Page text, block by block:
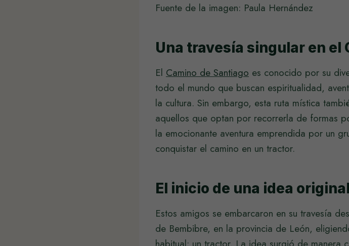
Fuente de la imagen: Paula Hernández
Una travesía singular en el
El Camino de Santiago es conocido por su
todo el mundo que buscan espiritualidad,
la cultura. Sin embargo, esta ruta mística
aquellos que optan por recorrerla de formas
la emocionante aventura emprendida por un
conquistar el camino en un tractor.
El inicio de una idea original
Estos amigos se embarcaron en su travesía
de Bembibre, en la provincia de León,